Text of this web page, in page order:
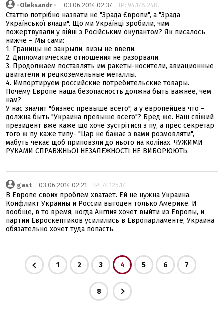
-Oleksandr - _ 03.06.2014 02:37 IP: 94.178.248.---
Статтю потрібно назвати не "Зрада Європи", а "Зрада
Української влади". Що ми Українці зробили, чим
пожертвували у війні з Російським окупантом? Як писалось
нижче – Мы сами:
1. Границы не закрыли, визы не ввели.
2. Дипломатические отношения не разорвали.
3. Продолжаем поставлять им ракеты-носители, авиационные
двигатели и редкоземельные металлы.
4. Импортируем российские потребительские товары.
Почему Европе наша безопасность должна быть важнее, чем
нам?
У нас значит "бизнес превыше всего", а у европейцев что –
должна быть "Украина превыше всего"? Бред же. Наш свіжий
президент вже каже що хоче зустрітися з пу, а прес секретар
того ж пу каже типу- "Цар не бажає з вами розмовляти",
мабуть чекає щоб приповзли до нього на колінах. ЧУЖИМИ
РУКАМИ СПРАВЖНЬОЇ НЕЗАЛЕЖНОСТІ НЕ ВИБОРЮЮТЬ.
gast _ 03.06.2014 02:21 IP: 74.125.17.---
В Европе своих проблем хватает. Ей не нужна Украина.
Конфликт Украины и России выгоден только Америке. И
вообще, в то время, когда Англия хочет выйти из Европы, и
партии Евроскептиков усилились в Европарламенте, Украина
обязательно хочет туда попасть.
1 2 3 4 5 6 7
8